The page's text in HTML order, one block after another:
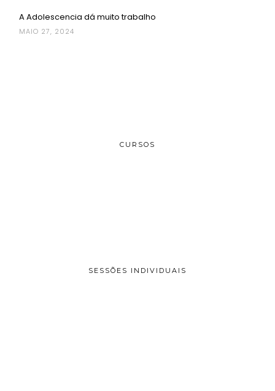
A Adolescencia dá muito trabalho
MAIO 27, 2024
CURSOS
SESSÕES INDIVIDUAIS